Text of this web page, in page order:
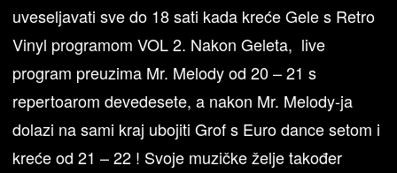
uveseljavati sve do 18 sati kada kreće Gele s Retro
Vinyl programom VOL 2. Nakon Geleta, live
program preuzima Mr. Melody od 20 – 21 s
repertoarom devedesete, a nakon Mr. Melody-ja
dolazi na sami kraj ubojiti Grof s Euro dance setom i
kreće od 21 – 22 ! Svoje muzičke želje također